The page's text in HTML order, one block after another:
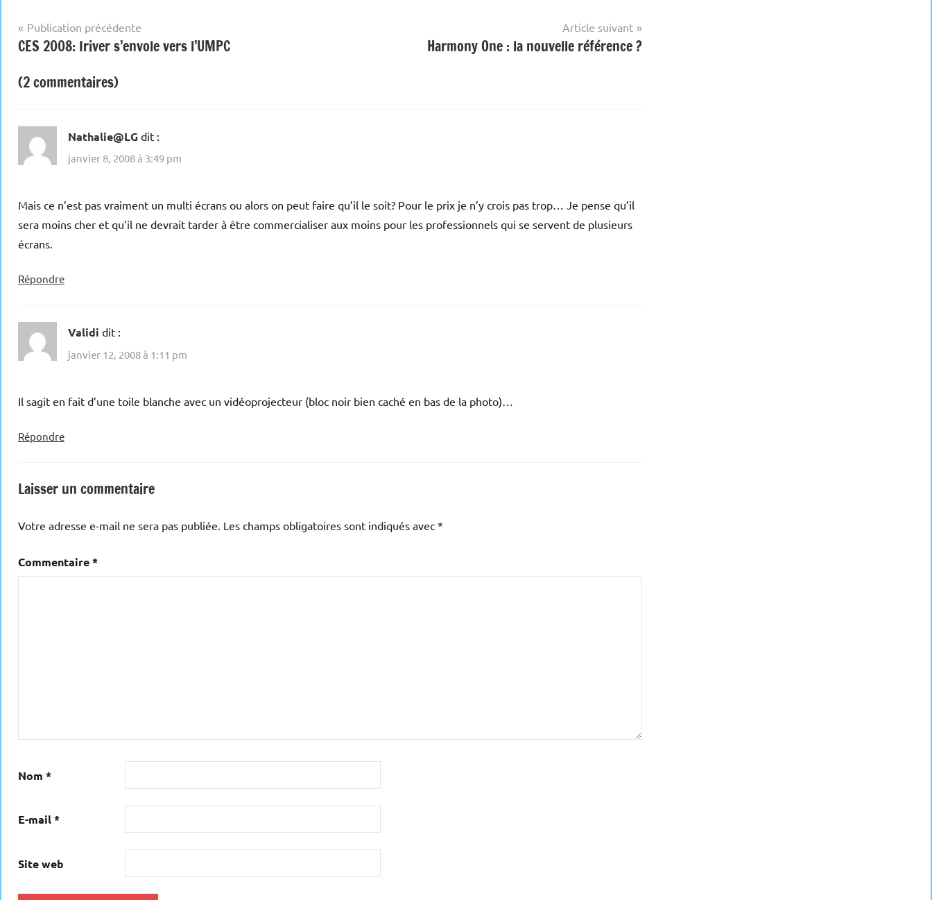
Navigation
de
l’article
Publication précédente
CES 2008: Iriver s’envole vers l’UMPC
Article suivant
Harmony One : la nouvelle référence ?
(2 commentaires)
Nathalie@LG dit :
janvier 8, 2008 à 3:49 pm
Mais ce n’est pas vraiment un multi écrans ou alors on peut faire qu’il le soit? Pour le prix je n’y crois pas trop… Je pense qu’il
sera moins cher et qu’il ne devrait tarder à être commercialiser aux moins pour les professionnels qui se servent de plusieurs
écrans.
Répondre
Validi dit :
janvier 12, 2008 à 1:11 pm
Il sagit en fait d’une toile blanche avec un vidéoprojecteur (bloc noir bien caché en bas de la photo)…
Répondre
Laisser un commentaire
Votre adresse e-mail ne sera pas publiée. Les champs obligatoires sont indiqués avec *
Commentaire*
Nom *
E-mail*
Site web